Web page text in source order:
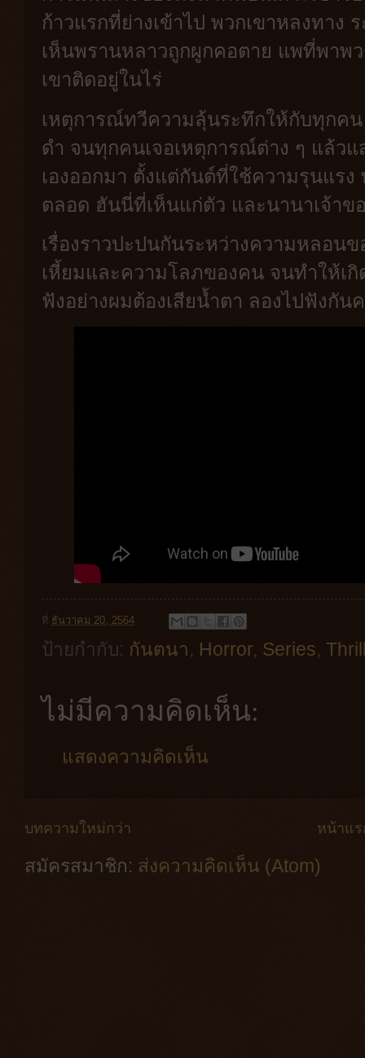
ก้าวแรกที่ย่างเข้าไป พวกเขาหลงทาง
เห็นพรานหลาวถูกผูกคอตาย แพที่พาพ
เขาติดอยู่ในไร่
เหตุการณ์ทวีความลุ้นระทึกให้กับทุกค
ดำ จนทุกคนเจอเหตุการณ์ต่าง ๆ แล้ว
เองออกมา ตั้งแต่กันต์ที่ใช้ความรุนแรง
ตลอด ฮันนี่ที่เห็นแก่ตัว และนานาเจ้า
เรื่องราวปะปนกันระหว่างความหลอน
เหี้ยมและความโลภของคน จนทำให้เ
ฟังอย่างผมต้องเสียน้ำตา ลองไปฟังกัน
ที่ ธันวาคม 20, 2564
ป้ายกำกับ: กันตนา, Horror, Series,
ไม่มีความคิดเห็น:
แสดงความคิดเห็น
บทความใหม่กว่า หน้าแร
สมัครสมาชิก: ส่งความคิดเห็น (Atom)